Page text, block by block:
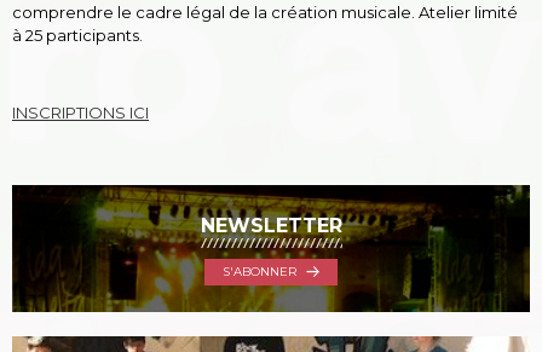
comprendre le cadre légal de la création musicale. Atelier limité
à 25 participants.
​INSCRIPTIONS ICI
NEWSLETTER
S'ABONNER